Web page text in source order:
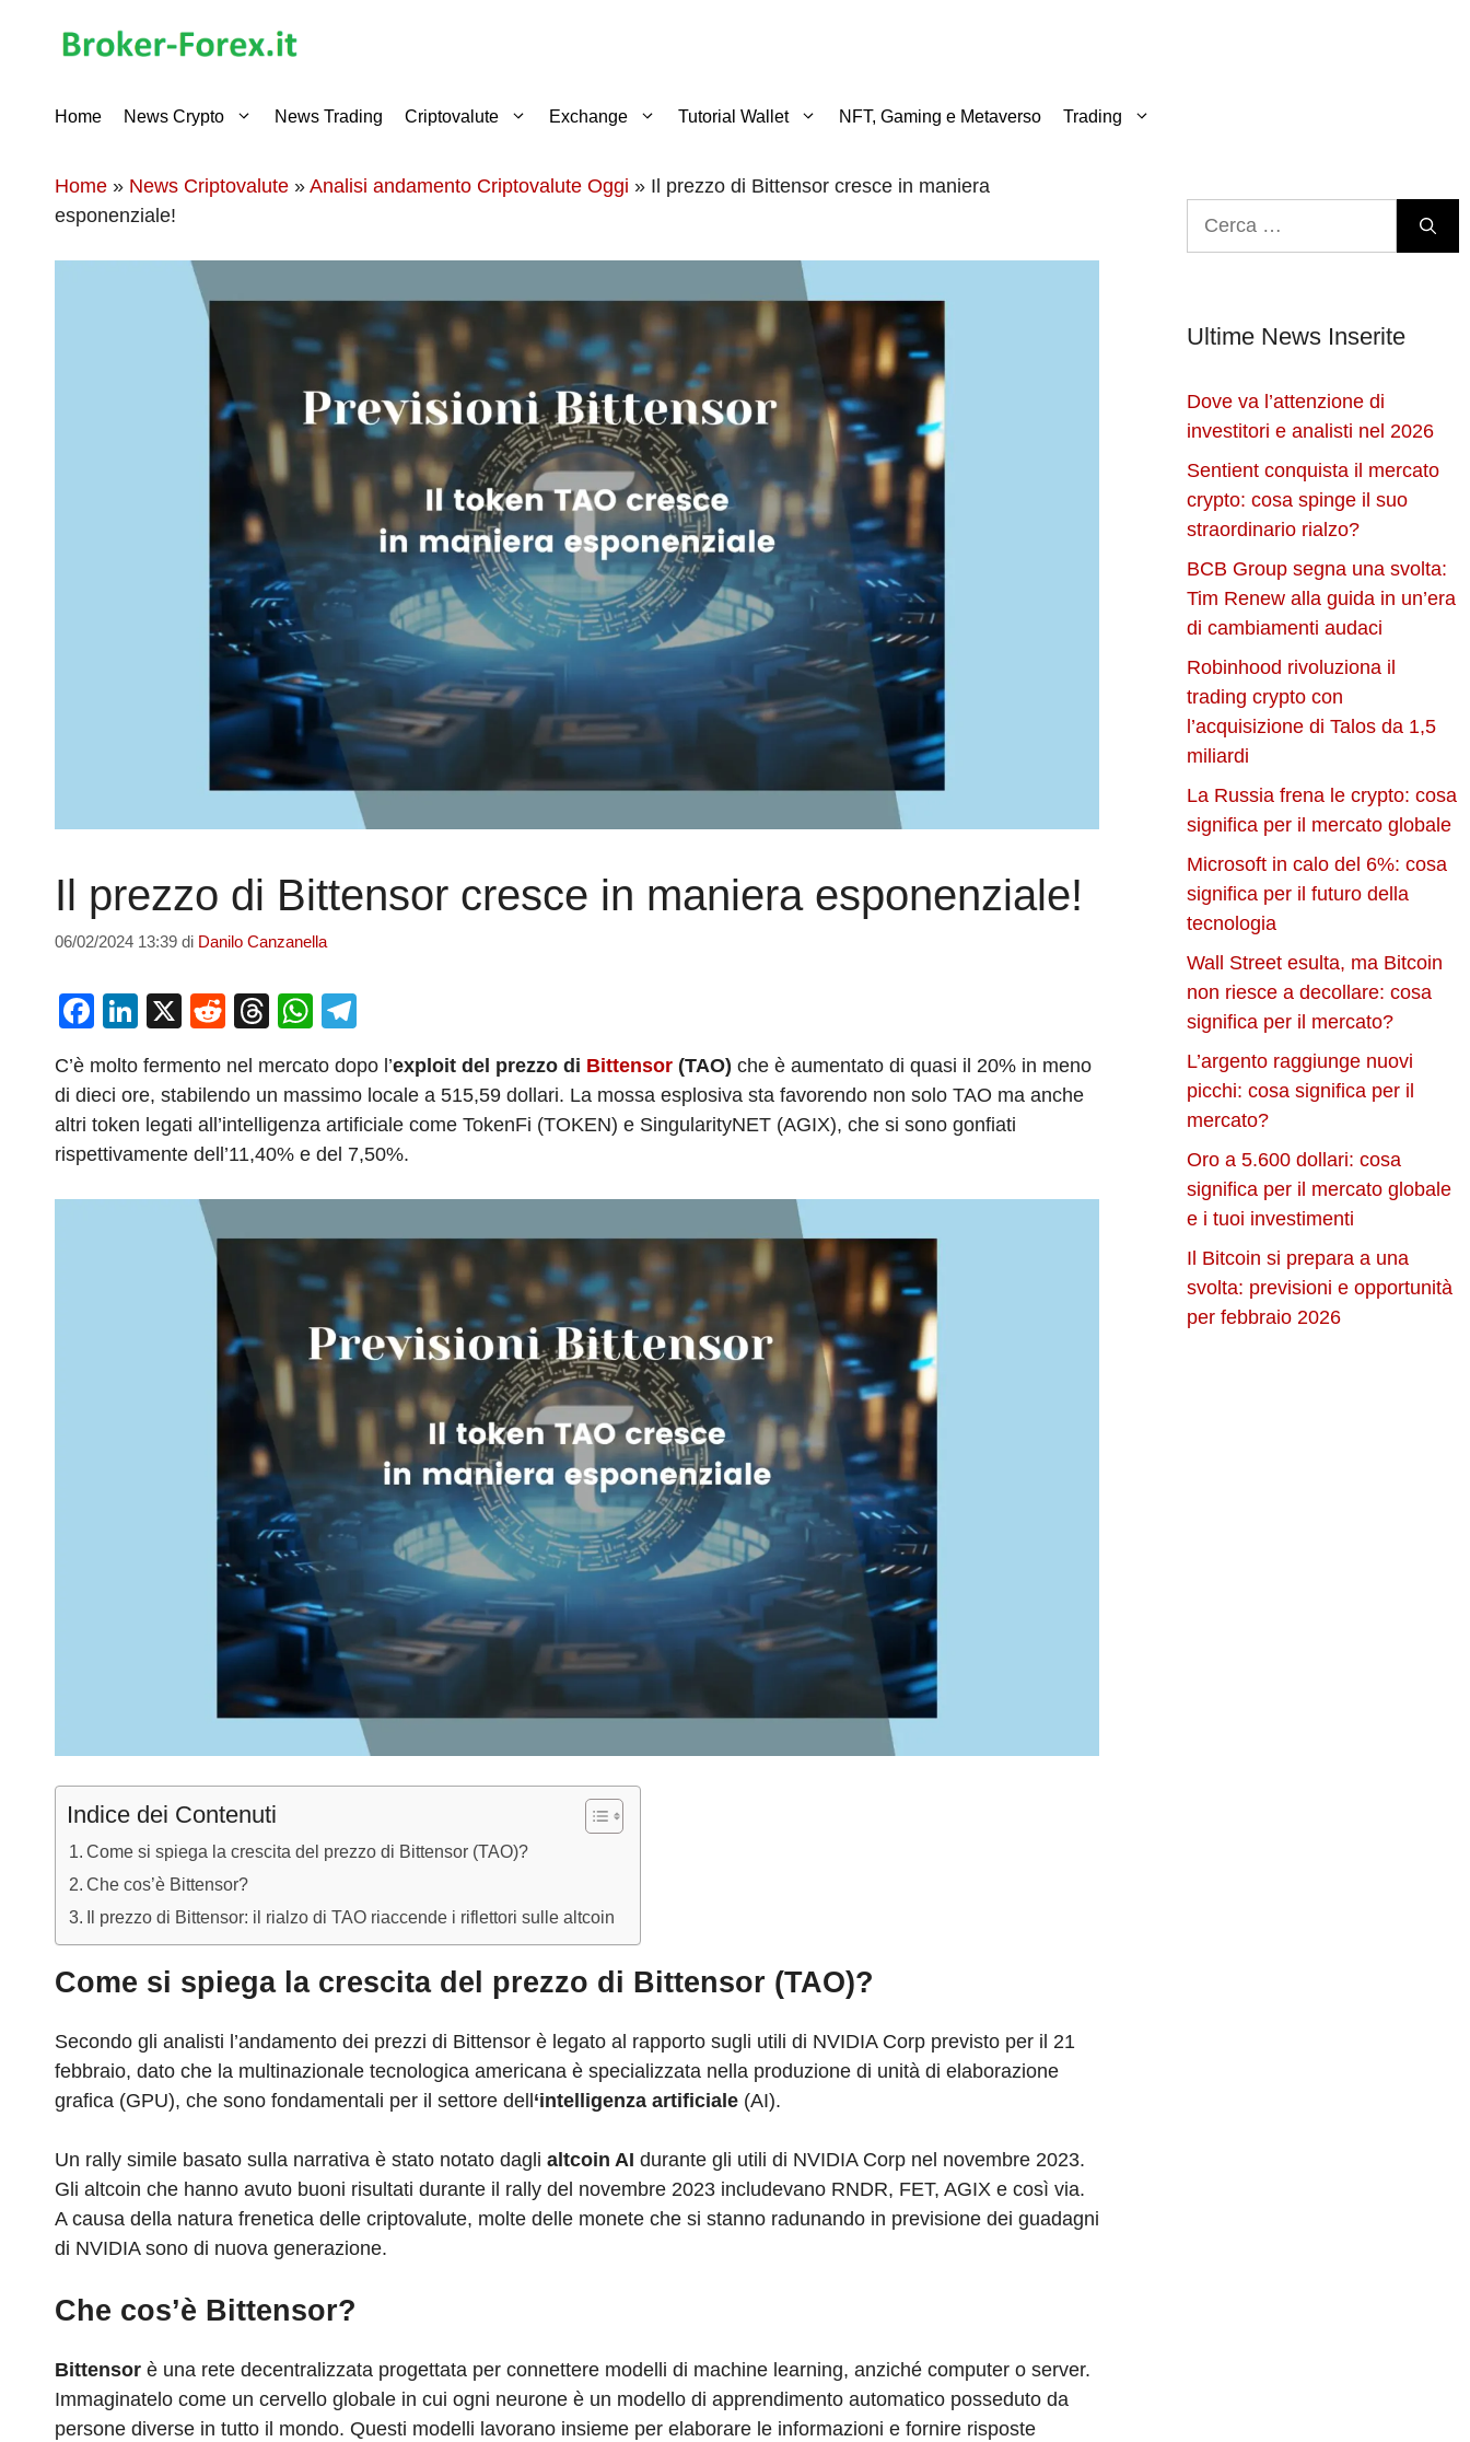
Home News Crypto News Trading Criptovalute Exchange Tutorial Wallet NFT, Gaming e Metaverso Trading
Home » News Criptovalute » Analisi andamento Criptovalute Oggi » Il prezzo di Bittensor cresce in maniera
esponenziale!
Il prezzo di Bittensor cresce in maniera esponenziale!
06/02/2024 13:39 di Danilo Canzanella
F
c
e
b
Li
k
e
dI
X
R
d
di
t
T
e
a
d
W
at
s
A
e
gr
a
C’è molto fermento nel mercato dopo l’exploit del prezzo di Bittensor (TAO) che è aumentato di quasi il 20% in meno
di dieci ore, stabilendo un massimo locale a 515,59 dollari. La mossa esplosiva sta favorendo non solo TAO ma anche
altri token legati all’intelligenza artificiale come TokenFi (TOKEN) e SingularityNET (AGIX), che si sono gonfiati
rispettivamente dell’11,40% e del 7,50%.
Indice dei Contenuti
Come si spiega la crescita del prezzo di Bittensor (TAO)?
Che cos’è Bittensor?
Il prezzo di Bittensor: il rialzo di TAO riaccende i riflettori sulle altcoin
Come si spiega la crescita del prezzo di Bittensor (TAO)?
Secondo gli analisti l’andamento dei prezzi di Bittensor è legato al rapporto sugli utili di NVIDIA Corp previsto per il 21
febbraio, dato che la multinazionale tecnologica americana è specializzata nella produzione di unità di elaborazione
grafica (GPU), che sono fondamentali per il settore dell ‘intelligenza artificiale (AI).
Un rally simile basato sulla narrativa è stato notato dagli altcoin AI durante gli utili di NVIDIA Corp nel novembre 2023.
Gli altcoin che hanno avuto buoni risultati durante il rally del novembre 2023 includevano RNDR, FET, AGIX e così via.
A causa della natura frenetica delle criptovalute, molte delle monete che si stanno radunando in previsione dei guadagni
di NVIDIA sono di nuova generazione.
Che cos’è Bittensor?
Bittensor è una rete decentralizzata progettata per connettere modelli di machine learning, anziché computer o server.
Immaginatelo come un cervello globale in cui ogni neurone è un modello di apprendimento automatico posseduto da
persone diverse in tutto il mondo. Questi modelli lavorano insieme per elaborare le informazioni e fornire risposte
Ultime News Inserite
Dove va l’attenzione di
investitori e analisti nel 2026
Sentient conquista il mercato
crypto: cosa spinge il suo
straordinario rialzo?
BCB Group segna una svolta:
Tim Renew alla guida in un’era
di cambiamenti audaci
Robinhood rivoluziona il
trading crypto con
l’acquisizione di Talos da 1,5
miliardi
La Russia frena le crypto: cosa
significa per il mercato globale
Microsoft in calo del 6%: cosa
significa per il futuro della
tecnologia
Wall Street esulta, ma Bitcoin
non riesce a decollare: cosa
significa per il mercato?
L’argento raggiunge nuovi
picchi: cosa significa per il
mercato?
Oro a 5.600 dollari: cosa
significa per il mercato globale
e i tuoi investimenti
Il Bitcoin si prepara a una
svolta: previsioni e opportunità
per febbraio 2026